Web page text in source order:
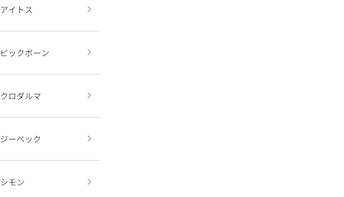
アイトス
ビックボーン
クロダルマ
ジーベック
シモン